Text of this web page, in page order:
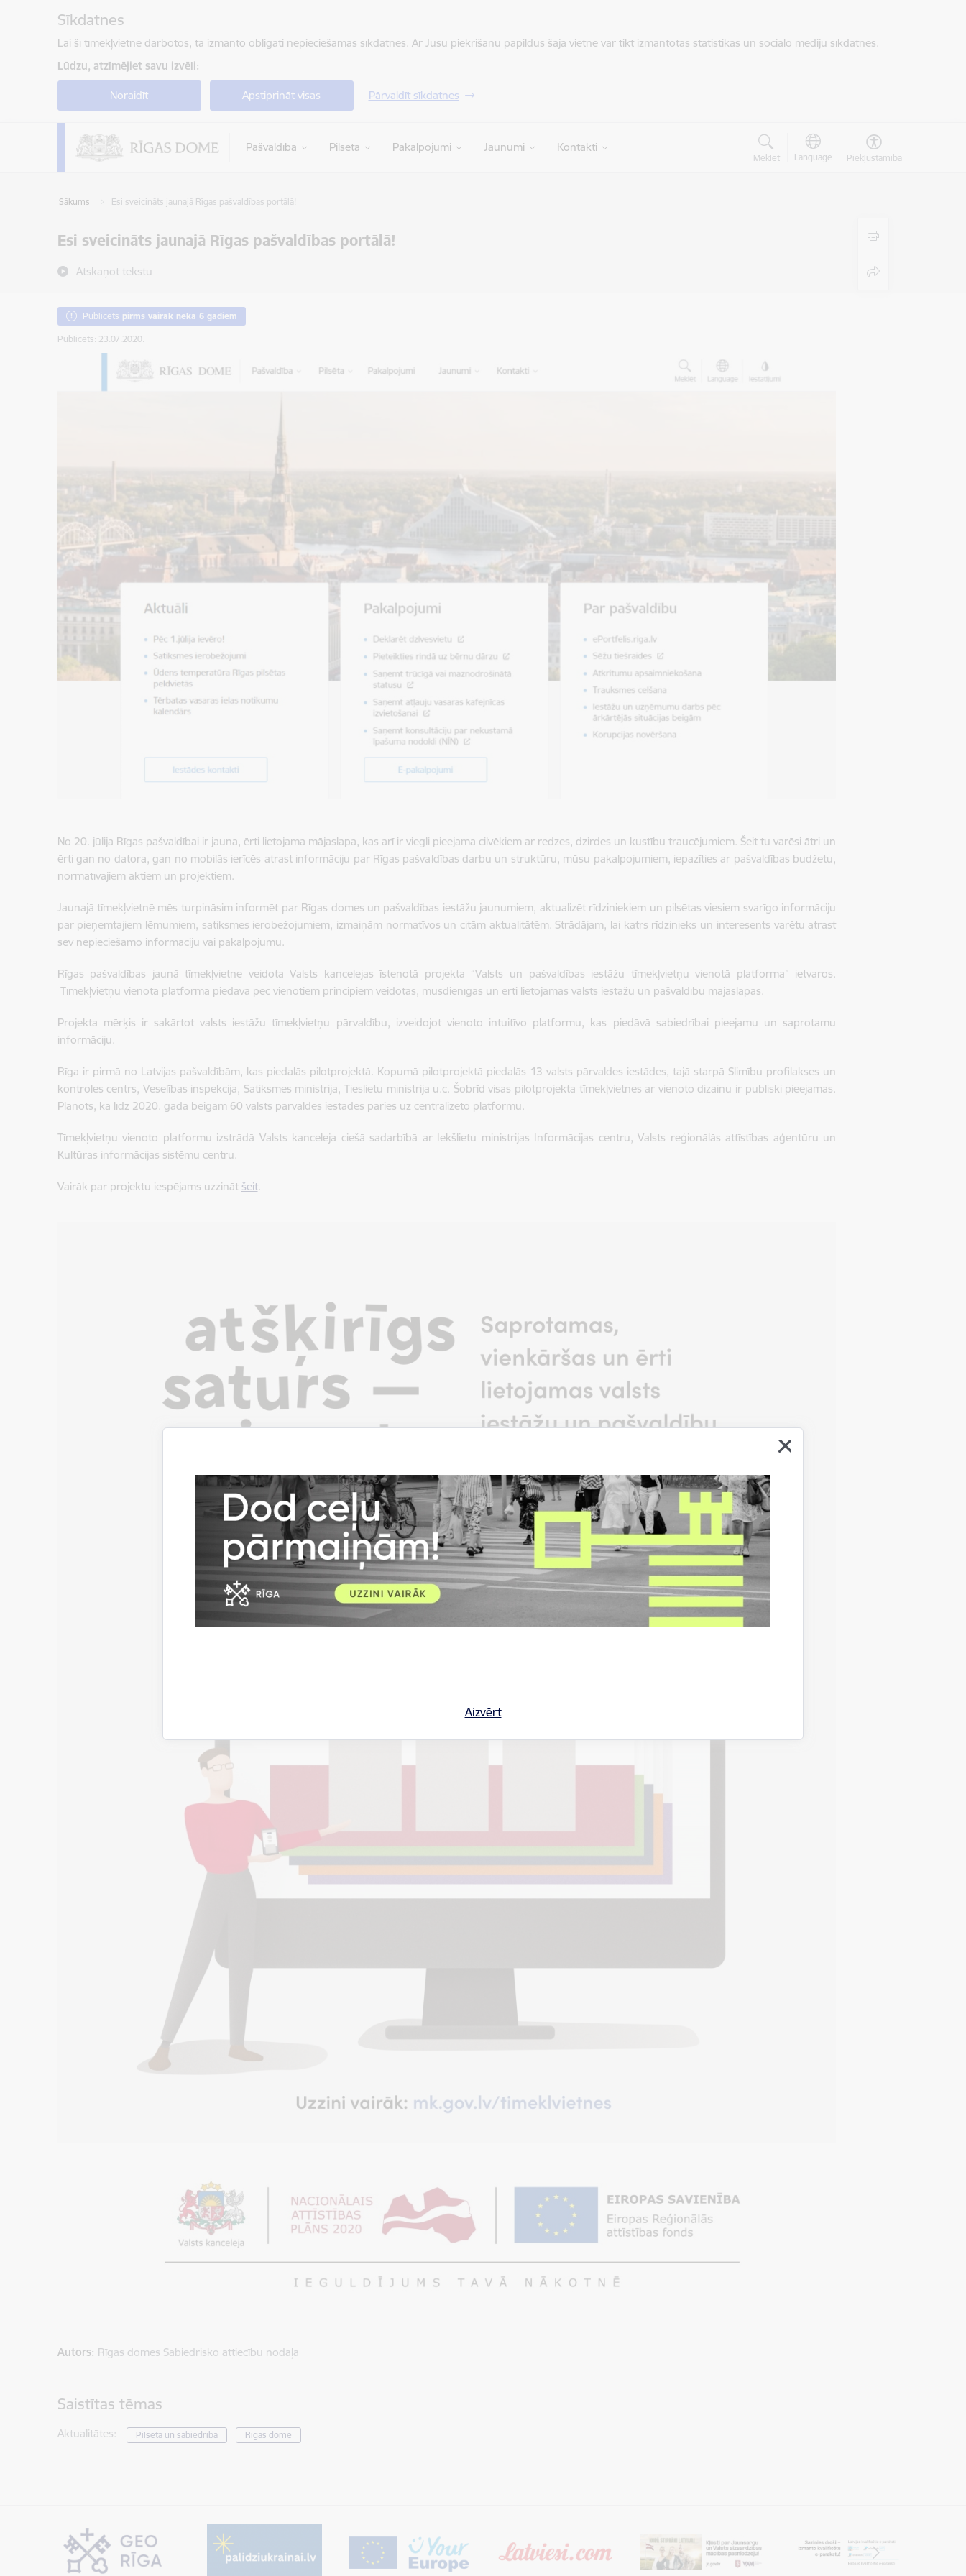
Sīkdatnes
Lai šī tīmekļvietne darbotos, tā izmanto obligāti nepieciešamās sīkdatnes. Ar Jūsu piekrišanu papildus šajā vietnē var tikt izmantotas statistikas un sociālo mediju sīkdatnes.
Lūdzu, atzīmējiet savu izvēli:
Noraidīt Apstiprināt visas Pārvaldīt sīkdatnes
Pašvaldība Pilsēta Pakalpojumi Jaunumi Kontakti
Meklēt Language Piekļūstamība
Sākums Esi sveicināts jaunajā Rīgas pašvaldības portālā!
Esi sveicināts jaunajā Rīgas pašvaldības portālā!
Atskaņot tekstu
Aizvērt
Publicēts pirms vairāk nekā 6 gadiem
Publicēts: 23.07.2020.
No 20. jūlija Rīgas pašvaldībai ir jauna, ērti lietojama mājaslapa, kas arī ir viegli pieejama cilvēkiem ar redzes, dzirdes un kustību traucējumiem. Šeit tu varēsi ātri un
ērti gan no datora, gan no mobilās ierīcēs atrast informāciju par Rīgas pašvaldības darbu un struktūru, mūsu pakalpojumiem, iepazīties ar pašvaldības budžetu,
normatīvajiem aktiem un projektiem.
Jaunajā tīmekļvietnē mēs turpināsim informēt par Rīgas domes un pašvaldības iestāžu jaunumiem, aktualizēt rīdziniekiem un pilsētas viesiem svarīgo informāciju
par pieņemtajiem lēmumiem, satiksmes ierobežojumiem, izmaiņām normatīvos un citām aktualitātēm. Strādājam, lai katrs rīdzinieks un interesents varētu atrast
sev nepieciešamo informāciju vai pakalpojumu.
Rīgas pašvaldības jaunā tīmekļvietne veidota Valsts kancelejas īstenotā projekta “Valsts un pašvaldības iestāžu tīmekļvietņu vienotā platforma” ietvaros.
Tīmekļvietņu vienotā platforma piedāvā pēc vienotiem principiem veidotas, mūsdienīgas un ērti lietojamas valsts iestāžu un pašvaldību mājaslapas.
Projekta mērķis ir sakārtot valsts iestāžu tīmekļvietņu pārvaldību, izveidojot vienoto intuitīvo platformu, kas piedāvā sabiedrībai pieejamu un saprotamu
informāciju.
Rīga ir pirmā no Latvijas pašvaldībām, kas piedalās pilotprojektā. Kopumā pilotprojektā piedalās 13 valsts pārvaldes iestādes, tajā starpā Slimību profilakses un
kontroles centrs, Veselības inspekcija, Satiksmes ministrija, Tieslietu ministrija u.c. Šobrīd visas pilotprojekta tīmekļvietnes ar vienoto dizainu ir publiski pieejamas.
Plānots, ka līdz 2020. gada beigām 60 valsts pārvaldes iestādes pāries uz centralizēto platformu.
Tīmekļvietņu vienoto platformu izstrādā Valsts kanceleja ciešā sadarbībā ar Iekšlietu ministrijas Informācijas centru, Valsts reģionālās attīstības aģentūru un
Kultūras informācijas sistēmu centru.
Vairāk par projektu iespējams uzzināt šeit.
Autors: Rīgas domes Sabiedrisko attiecību nodaļa
Saistītas tēmas
Aktualitātes: Pilsētā un sabiedrībā Rīgas domē